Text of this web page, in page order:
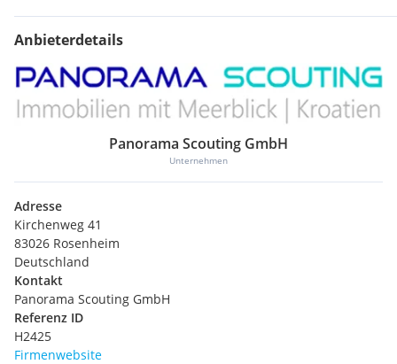
Anbieterdetails
Panorama Scouting GmbH
Unternehmen
Adresse
Kirchenweg 41
83026 Rosenheim
Deutschland
Kontakt
Panorama Scouting GmbH
Referenz ID
H2425
Firmenwebsite